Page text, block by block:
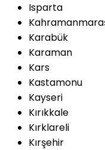
Isparta
Karabük
Karaman
Kars
Kastamonu
Kayseri
Kırıkkale
Kırklareli
Kırşehir